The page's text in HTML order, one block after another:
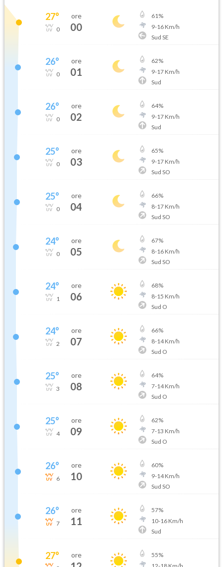
27°
0
ore
00
61%
9-16Km/h
Sud SE
26°
0
ore
01
62%
9-17Km/h
Sud
26°
0
ore
02
64%
9-17Km/h
Sud
25°
0
ore
03
65%
9-17Km/h
Sud SO
25°
0
ore
04
66%
8-17Km/h
Sud SO
24°
0
ore
05
67%
8-16Km/h
Sud SO
24°
1
ore
06
68%
8-15 Km/h
Sud O
24°
2
ore
07
66%
8-14Km/h
Sud O
25°
3
ore
08
64%
7-14Km/h
Sud O
25°
4
ore
09
62%
7-13 Km/h
Sud O
26°
6
ore
10
60%
9-14Km/h
Sud SO
26°
7
ore
11
57%
10-16Km/h
Sud
27° ore 55%